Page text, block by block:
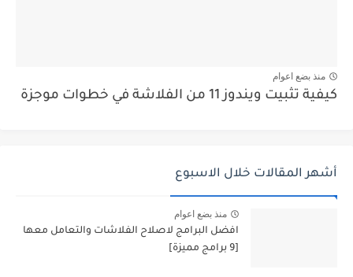
منذ بضع اعوام
كيفية تثبيت ويندوز 11 من الفلاشة في خطوات موجزة
أشهر المقالات خلال الاسبوع
منذ بضع اعوام
افضل البرامج لاصلاح الفلاشات والتعامل معها
[9 برامج مميزة]